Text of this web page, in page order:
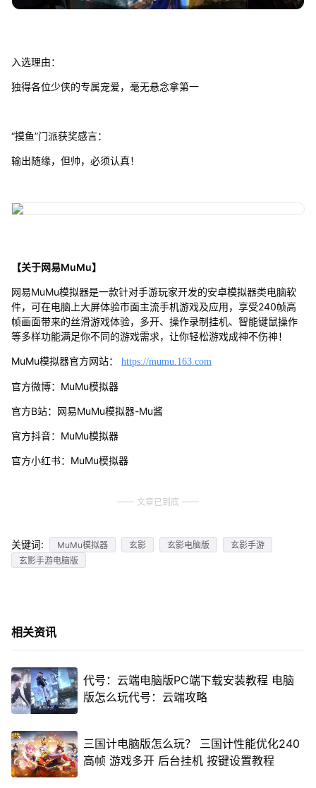
入选理由：
独得各位少侠的专属宠爱，毫无悬念拿第一
“摸鱼”门派获奖感言：
输出随缘，但帅，必须认真！
【关于网易MuMu】
网易MuMu模拟器是一款针对手游玩家开发的安卓模拟器类电脑软
件，可在电脑上大屏体验市面主流手机游戏及应用，享受240帧高
帧画面带来的丝滑游戏体验，多开、操作录制挂机、智能键鼠操作
等多样功能满足你不同的游戏需求，让你轻松游戏成神不伤神！
MuMu模拟器官方网站： https://mumu.163.com
官方微博：MuMu模拟器
官方B站：网易MuMu模拟器-Mu酱
官方抖音：MuMu模拟器
官方小红书：MuMu模拟器
文章已到底
关键词: MuMu模拟器 玄影 玄影电脑版
玄影手游
玄影手游电脑版
相关资讯
代号：云端电脑版PC端下载安装教程 电脑
版怎么玩代号：云端攻略
三国计电脑版怎么玩？ 三国计性能优化240
高帧 游戏多开 后台挂机 按键设置教程